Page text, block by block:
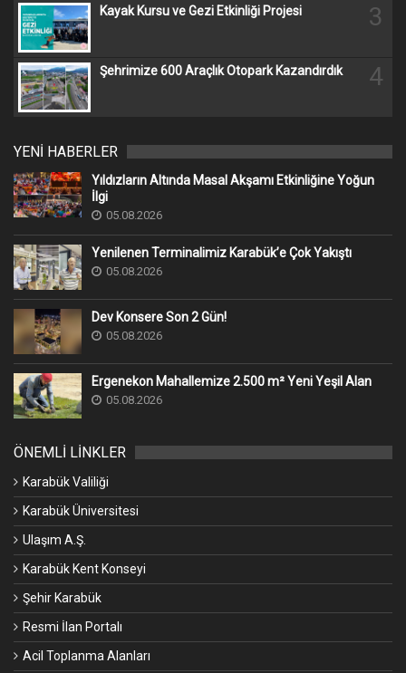
Kayak Kursu ve Gezi Etkinliği Projesi 3
Şehrimize 600 Araçlık Otopark Kazandırdık 4
YENİ HABERLER
Yıldızların Altında Masal Akşamı Etkinliğine Yoğun
İlgi
05.08.2026
Yenilenen Terminalimiz Karabük’e Çok Yakıştı
05.08.2026
Dev Konsere Son 2️ Gün!
05.08.2026
Ergenekon Mahallemize 2.500 m² Yeni Yeşil Alan
05.08.2026
ÖNEMLİ LİNKLER
Karabük Valiliği
Karabük Üniversitesi
Ulaşım A.Ş.
Karabük Kent Konseyi
Şehir Karabük
Resmi İlan Portalı
Acil Toplanma Alanları